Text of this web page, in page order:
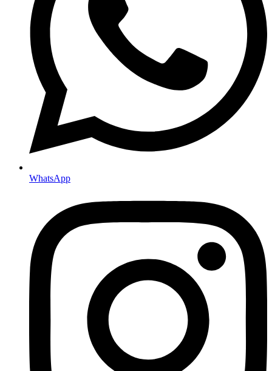
WhatsApp